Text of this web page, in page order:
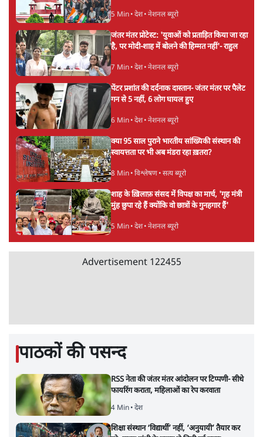
5 Min• देश• नेशनल ब्यूरो
जंतर मंतर प्रोटेस्ट: 'युवाओं को प्रताड़ित किया जा रहा
है, पर मोदी-शाह में बोलने की हिम्मत नहीं'- राहुल
7 Min• देश• नेशनल ब्यूरो
पेंटर प्रशांत की दर्दनाक दास्तान- जंतर मंतर पर पैलेट
गन से 5 नहीं, 6 लोग घायल हुए
6 Min• देश• नेशनल ब्यूरो
क्या 95 साल पुराने भारतीय सांख्यिकी संस्थान की
स्वायत्तता पर भी अब मंडरा रहा ख़तरा?
8 Min• विश्लेषण• सत्य ब्यूरो
शाह के ख़िलाफ़ संसद में विपक्ष का मार्च, 'गृह मंत्री
मुंह छुपा रहे हैं क्योंकि वो छात्रों के गुनहगार हैं'
5 Min• देश• नेशनल ब्यूरो
Advertisement 122455
पाठकों की पसन्द
RSS नेता की जंतर मंतर आंदोलन पर टिप्पणी- सीधे
फायरिंग कराता, महिलाओं का रेप करवाता
4 Min• देश
शिक्षा संस्थान ‘विद्यार्थी’ नहीं, ‘अनुयायी’ तैयार कर